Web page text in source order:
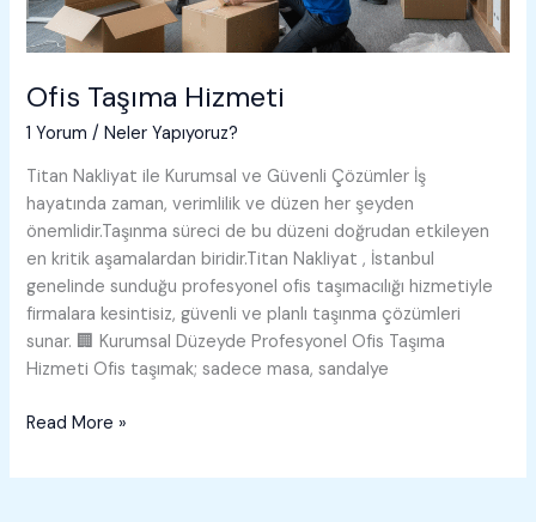
Ofis Taşıma Hizmeti
1 Yorum /Neler Yapıyoruz?
Titan Nakliyat ile Kurumsal ve Güvenli Çözümler İş
hayatında zaman, verimlilik ve düzen her şeyden
önemlidir.Taşınma süreci de bu düzeni doğrudan etkileyen
en kritik aşamalardan biridir.Titan Nakliyat , İstanbul
genelinde sunduğu profesyonel ofis taşımacılığı hizmetiyle
firmalara kesintisiz, güvenli ve planlı taşınma çözümleri
sunar. 🏢 Kurumsal Düzeyde Profesyonel Ofis Taşıma
Hizmeti Ofis taşımak; sadece masa, sandalye
Ofis
Hizmeti
Read More »